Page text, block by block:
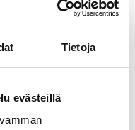
Tietoja
evästeillä
edustajat
muutostilanteissa.
itseen.
herättävät